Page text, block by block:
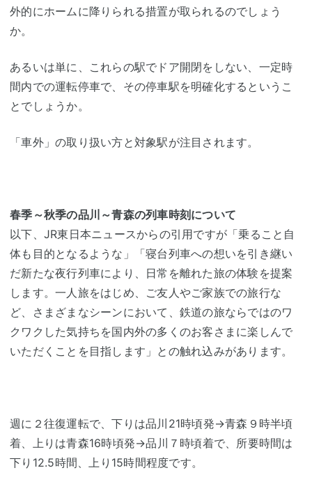
外的にホームに降りられる措置が取られるのでしょう
か。
あるいは単に、これらの駅でドア開閉をしない、一定時
間内での運転停車で、その停車駅を明確化するというこ
とでしょうか。
「車外」の取り扱い方と対象駅が注目されます。
春季～秋季の品川～青森の列車時刻について
以下、JR東日本ニュースからの引用ですが「乗ること自
体も目的となるような」「寝台列車への想いを引き継い
だ新たな夜行列車により、日常を離れた旅の体験を提案
します。一人旅をはじめ、ご友人やご家族での旅行な
ど、さまざまなシーンにおいて、鉄道の旅ならではのワ
クワクした気持ちを国内外の多くのお客さまに楽しんで
いただくことを目指します」との触れ込みがあります。
週に２往復運転で、下りは品川21時頃発→青森９時半頃
着、上りは青森16時頃発→品川７時頃着で、所要時間は
下り12.5時間、上り15時間程度です。